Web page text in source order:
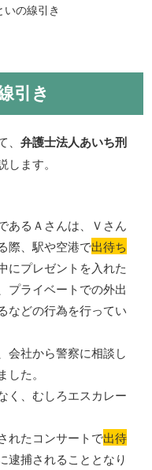
の線引き
引き
、弁護士法人あいち刑
します。
あるＡさんは、Ｖさん
際、駅や空港で出待ち
にプレゼントを入れた
プライベートでの外出
などの行為を行ってい
会社から警察に相談し
た。
く、むしろエスカレー
れたコンサートで出待
逮捕されることとなり